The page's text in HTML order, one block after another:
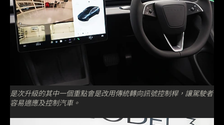
是次升級的其中一個重點會是改用傳統轉向訊號控制桿，讓駕駛者
容易適應及控制汽車。